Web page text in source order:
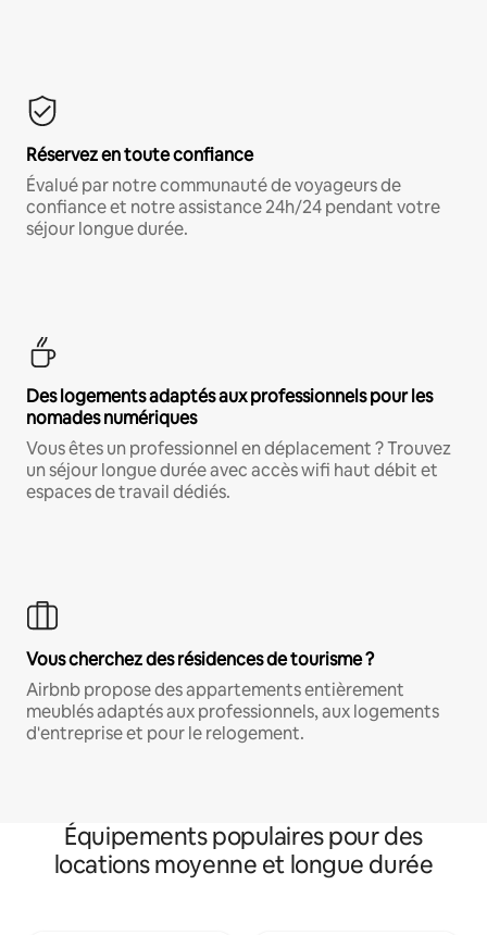
Réservez en toute confiance
Évalué par notre communauté de voyageurs de
confiance et notre assistance 24h/24 pendant votre
séjour longue durée.
Des logements adaptés aux professionnels pour les
nomades numériques
Vous êtes un professionnel en déplacement ? Trouvez
un séjour longue durée avec accès wifi haut débit et
espaces de travail dédiés.
Vous cherchez des résidences de tourisme ?
Airbnb propose des appartements entièrement
meublés adaptés aux professionnels, aux logements
d'entreprise et pour le relogement.
Équipements populaires pour des
locations moyenne et longue durée